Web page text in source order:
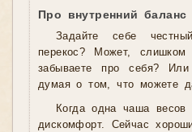
Про внутренний баланс
Задайте себе
перекос? Может,
забываете про себя?
думая о том, что можете
Когда одна чаша весов
дискомфорт. Сейчас